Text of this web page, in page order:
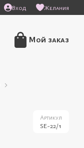
Вход Желания
Мой заказ
Артикул
SE-22/1